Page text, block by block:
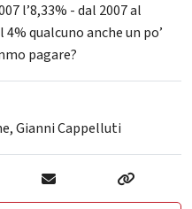
l’8,33% - dal 2007 al
qualcuno anche un po’
pagare?
,Gianni Cappelluti